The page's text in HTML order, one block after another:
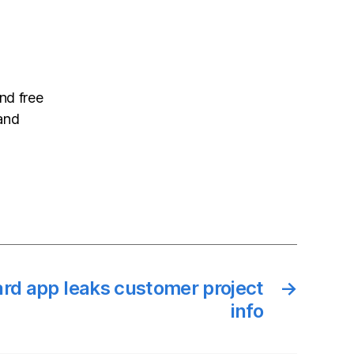
free
→
app leaks customer project
info